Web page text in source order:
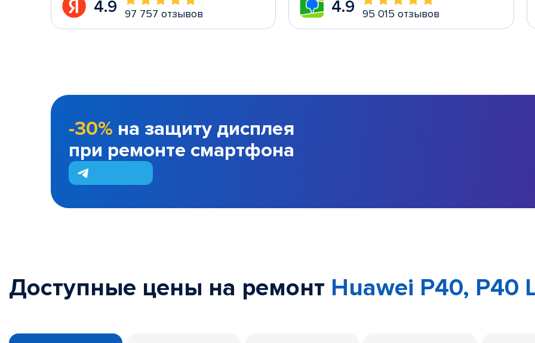
4.9 97 757 отзывов 4.9 95 015 отзывов
-30% на защиту дисплея
при ремонте смартфона
Доступные цены на ремонт Huawei P40, P40